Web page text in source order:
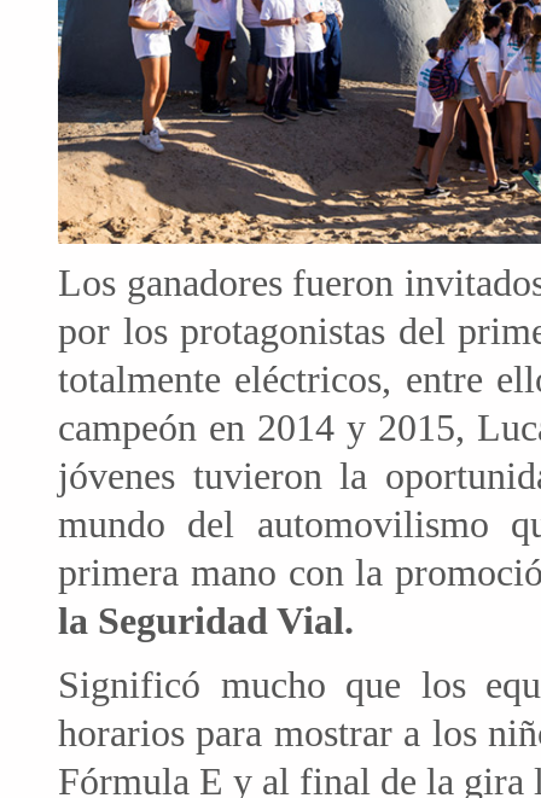
Los ganadores fueron
por los protagonistas del
totalmente eléctricos, entre
campeón en 2014 y 2015,
jóvenes tuvieron la
mundo del automovilismo
primera mano con la
la Seguridad Vial.
Significó mucho que los
horarios para mostrar a los
Fórmula E y al final de la gira